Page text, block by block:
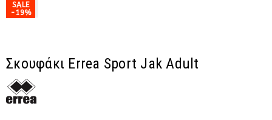
SALE
-19%
Σκουφάκι Errea Sport Jak Adult